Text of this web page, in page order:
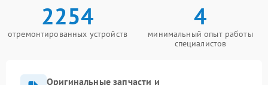
2254
отремонтированных устройств
4
минимальный опыт работы
специалистов
Оригинальные запчасти и